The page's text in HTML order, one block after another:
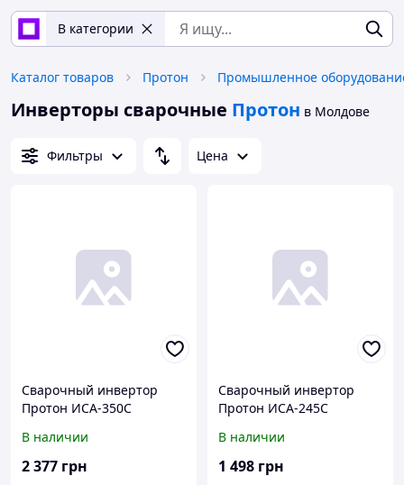
В категории
Каталог товаров Протон
Инверторы сварочные Протон в Молдове
Фильтры Цена
Сварочный инвертор
Протон ИСА-350С
В наличии
2 377 грн
Сварочный инвертор
Протон ИСА-245С
В наличии
1 498 грн